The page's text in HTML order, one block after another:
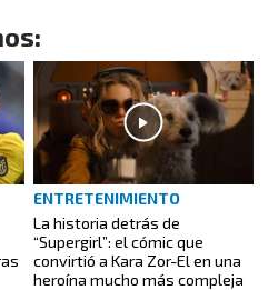
ENTRETENIMIENTO
La historia detrás de
“Supergirl”: el cómic que
convirtió a Kara Zor-El en una
heroína mucho más compleja